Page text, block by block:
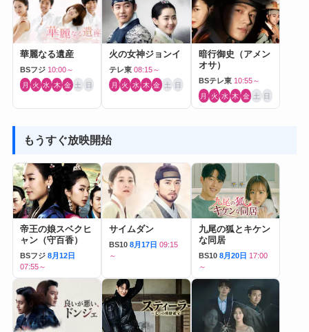
華麗なる遺産
BSフジ 10:00～
月 火 水 木 金 土 日
火の女神ジョンイ
テレ東 08:15～
月 火 水 木 金 土 日
暗行御史（アメン
オサ）
BSテレ東 10:55～
月 火 水 木 金 土 日
もうすぐ放映開始
帝王の娘スベクヒ
ャン（守百香）
BSフジ 8月12日
07:55～
サイムダン
BS10 8月17日 09:15
～
九尾の狐とキケン
な同居
BS10 8月20日 17:00
～